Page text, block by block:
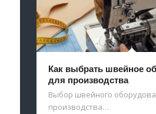
Как выбрать швейное
для производства
Выбор швейного
производства…